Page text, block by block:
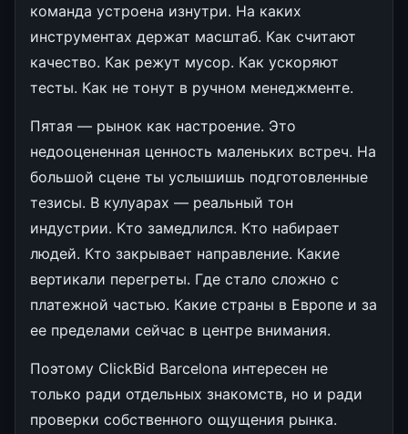
команда устроена изнутри. На каких
инструментах держат масштаб. Как считают
качество. Как режут мусор. Как ускоряют
тесты. Как не тонут в ручном менеджменте.
Пятая — рынок как настроение. Это
недооцененная ценность маленьких встреч. На
большой сцене ты услышишь подготовленные
тезисы. В кулуарах — реальный тон
индустрии. Кто замедлился. Кто набирает
людей. Кто закрывает направление. Какие
вертикали перегреты. Где стало сложно с
платежной частью. Какие страны в Европе и за
ее пределами сейчас в центре внимания.
Поэтому ClickBid Barcelona интересен не
только ради отдельных знакомств, но и ради
проверки собственного ощущения рынка.